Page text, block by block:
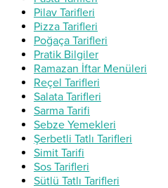
Pilav Tarifleri
Pizza Tarifleri
Poğaça Tarifleri
Pratik Bilgiler
Ramazan İftar Menüleri
Reçel Tarifleri
Salata Tarifleri
Sarma Tarifi
Sebze Yemekleri
Şerbetli Tatlı Tarifleri
Simit Tarifi
Sos Tarifleri
Sütlü Tatlı Tarifleri